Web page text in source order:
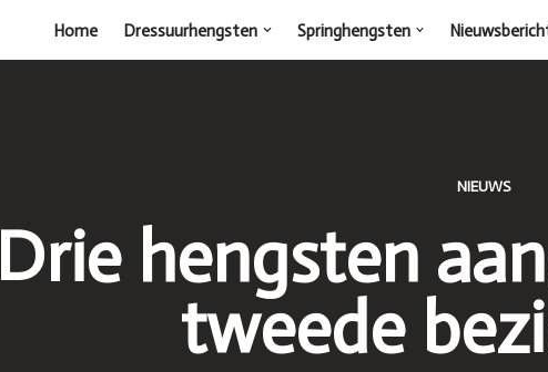
Home Dressuurhengsten Springhengsten
NIEUWS
Drie hengsten
tweede